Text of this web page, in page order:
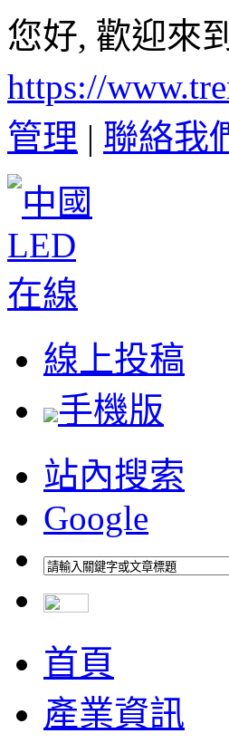
您好, 歡迎來
https://
管理 | 聯絡我
線上投稿
手機版
站內搜索
Google
首頁
產業資訊